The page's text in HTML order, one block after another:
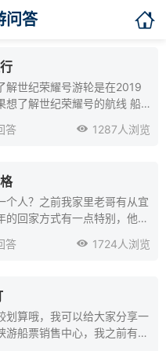
问答 
解世纪荣耀号游轮是在2019
想了解世纪荣耀号的航线 船
邮轮相关的信息，而且大家也
起去三峡出游，也是选择的
是非常不错的，邮轮上面不
人可以玩的一些娱乐项目，真
答  1287人浏览
个人？之前我家里老哥有从宜
回家方式有一点特别，他是
也找好了实习单位，为了犒劳
答  1724人浏览
划算哦，我可以给大家分享一
船票销售中心，我之前有帮